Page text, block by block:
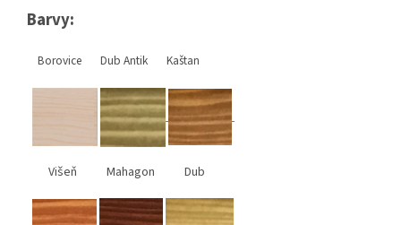
Barvy:
Borovice Dub Antik Kaštan
Višeň Mahagon Dub